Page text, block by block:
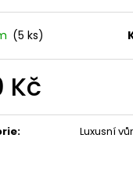
(5 ks)
Kč
: Luxusní
67 Kč